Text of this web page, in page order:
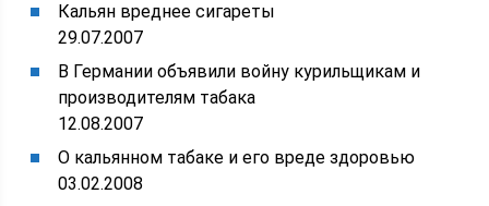
Кальян вреднее сигареты
29.07.2007
В Германии объявили войну курильщикам и
производителям табака
12.08.2007
О кальянном табаке и его вреде здоровью
03.02.2008